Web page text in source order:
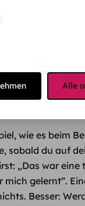
und Bewerbern
das konkrete
hast, sondern um
Wie
um?
du dir etwas zu?
wie es beim
sobald du auf
„Das war eine
mich gelernt“.
Besser:
Alle